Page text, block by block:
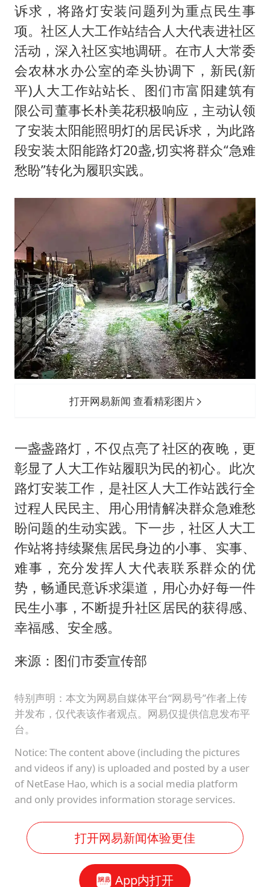
诉求，将路灯安装问题列为重点民生事
项。社区人大工作站结合人大代表进社区
活动，深入社区实地调研。在市人大常委
会农林水办公室的牵头协调下，新民(新
平)人大工作站站长、图们市富阳建筑有
限公司董事长朴美花积极响应，主动认领
了安装太阳能照明灯的居民诉求，为此路
段安装太阳能路灯20盏,切实将群众“急难
愁盼”转化为履职实践。
打开网易新闻 查看精彩图片
一盏盏路灯，不仅点亮了社区的夜晚，更
彰显了人大工作站履职为民的初心。此次
路灯安装工作，是社区人大工作站践行全
过程人民民主、用心用情解决群众急难愁
盼问题的生动实践。下一步，社区人大工
作站将持续聚焦居民身边的小事、实事、
难事，充分发挥人大代表联系群众的优
势，畅通民意诉求渠道，用心办好每一件
民生小事，不断提升社区居民的获得感、
幸福感、安全感。
来源：图们市委宣传部
特别声明：本文为网易自媒体平台“网易号”作者上传
并发布，仅代表该作者观点。网易仅提供信息发布平
台。
Notice: The content above (including the pictures
and videos if any) is uploaded and posted by a user
of NetEase Hao, which is a social media platform
and only provides information storage services.
打开网易新闻体验更佳
App内打开